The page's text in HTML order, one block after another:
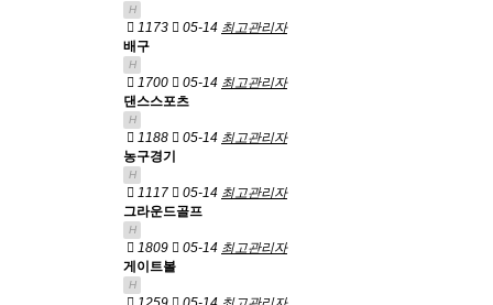
H
1173 05-14 최고관리자
배구
H
1700 05-14 최고관리자
댄스스포츠
H
1188 05-14 최고관리자
농구경기
H
1117 05-14 최고관리자
그라운드골프
H
1809 05-14 최고관리자
게이트볼
H